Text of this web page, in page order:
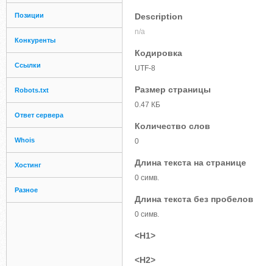
Позиции
Конкуренты
Ссылки
Robots.txt
Ответ сервера
Whois
Хостинг
Разное
Description
n/a
Кодировка
UTF-8
Размер страницы
0.47 КБ
Количество слов
0
Длина текста на странице
0 симв.
Длина текста без пробелов
0 симв.
<H1>
<H2>